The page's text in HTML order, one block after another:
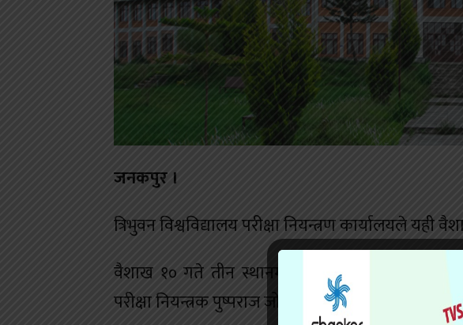
जनकपुर ।
त्रिभुवन विश्वविद्यालय परीक्षा नियन्त्रण कार्यालयले यही
वैशाख १० गते तीन स्थानमा सङ्घीय संसद्को
परीक्षा नियन्त्रक पुष्पराज जोशीले जानकारी दिए।